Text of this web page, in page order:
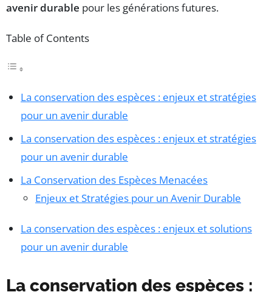
avenir durable pour les générations futures.
Table of Contents
La conservation des espèces : enjeux et stratégies
pour un avenir durable
La conservation des espèces : enjeux et stratégies
pour un avenir durable
La Conservation des Espèces Menacées
Enjeux et Stratégies pour un Avenir Durable
La conservation des espèces : enjeux et solutions
pour un avenir durable
La conservation des espèces :